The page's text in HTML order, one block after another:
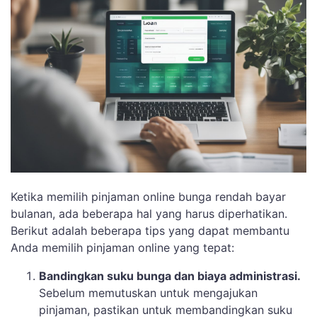
Ketika memilih pinjaman online bunga rendah bayar
bulanan, ada beberapa hal yang harus diperhatikan.
Berikut adalah beberapa tips yang dapat membantu
Anda memilih pinjaman online yang tepat:
Bandingkan suku bunga dan biaya administrasi.
Sebelum memutuskan untuk mengajukan
pinjaman, pastikan untuk membandingkan suku